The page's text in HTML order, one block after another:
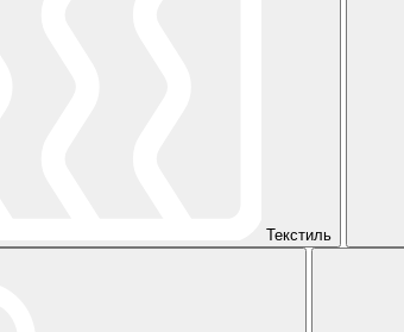
Текстиль